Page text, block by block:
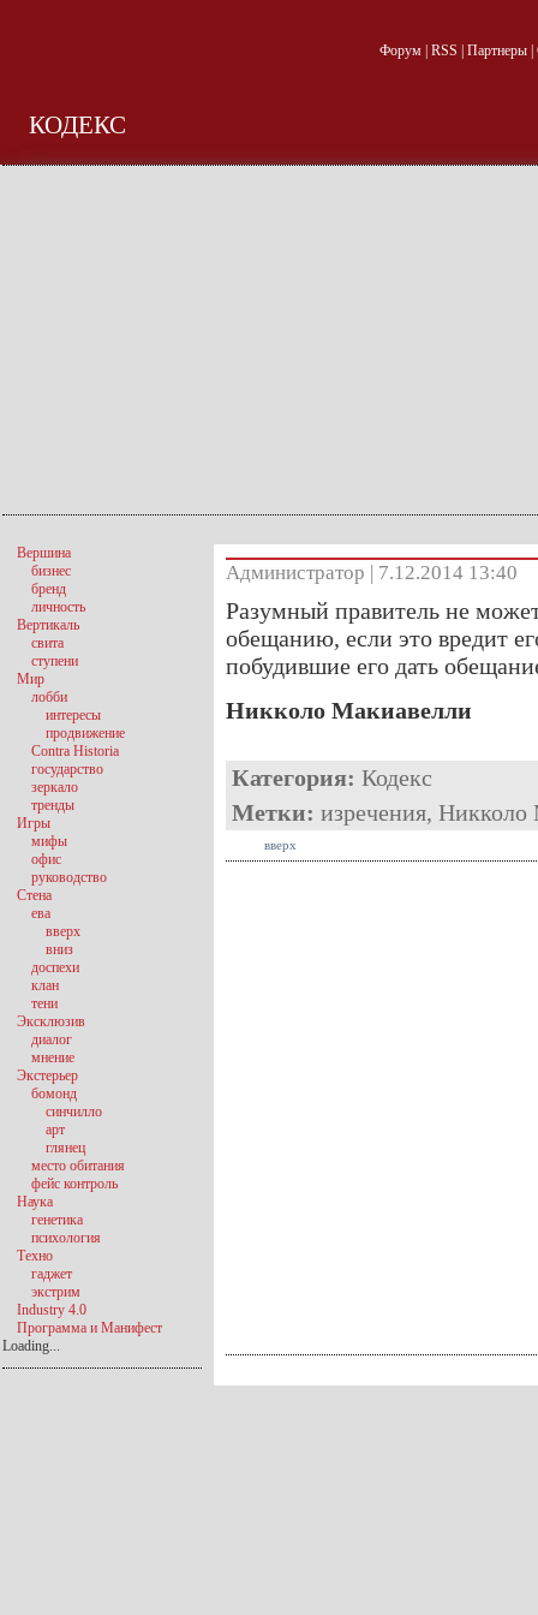
Форум| RSS Партнеры|
КОДЕКС
Администратор | 7.12.2014 13:40
Разумный правитель не
обещанию, если это вредит
побудившие его дать
Никколо Макиавелли
Категория: Кодекс
Метки: изречения, Никколо
вверх
Вершина
бизнес
бренд
личность
Вертикаль
свита
ступени
Мир
лобби
интересы
продвижение
Contra Historia
государство
зеркало
тренды
Игры
мифы
офис
руководство
Стена
ева
вверх
вниз
доспехи
клан
тени
Эксклюзив
диалог
мнение
Экстерьер
бомонд
синчилло
арт
глянец
место обитания
фейс контроль
Наука
генетика
психология
Техно
гаджет
экстрим
Industry 4.0
Программа и Манифест
Loading...